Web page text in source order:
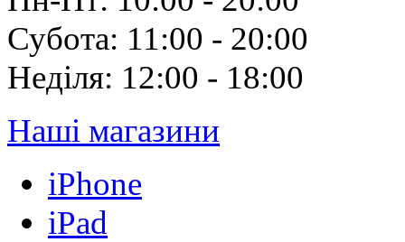
Субота: 11:00 - 20:00
Неділя: 12:00 - 18:00
Наші магазини
iPhone
iPad